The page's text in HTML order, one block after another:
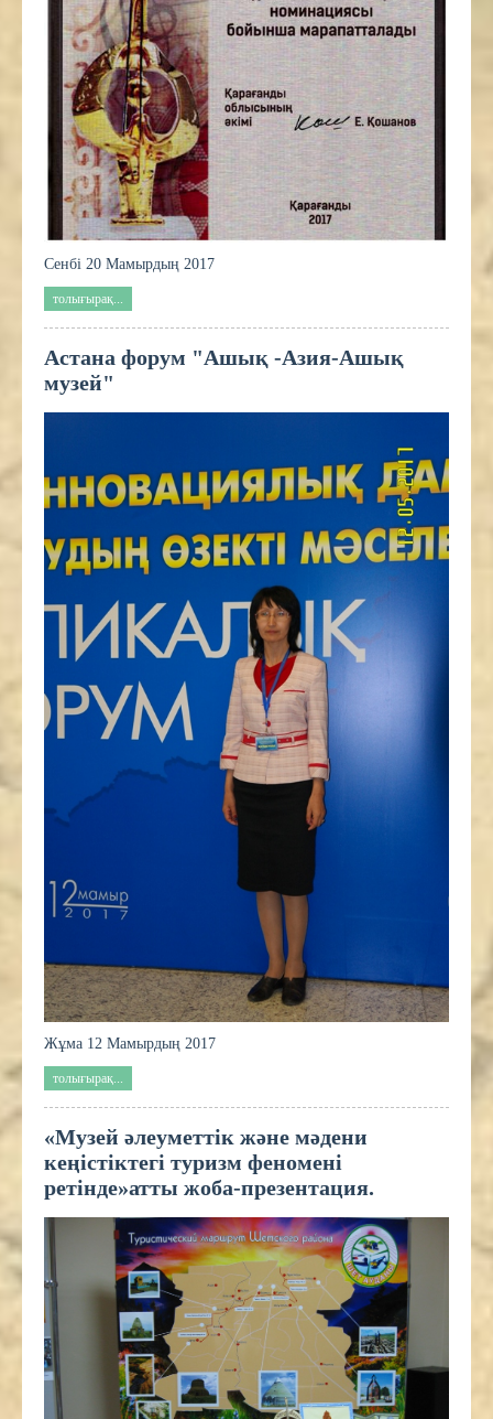
Сенбі 20 Мамырдың 2017
толығырақ...
Астана форум "Ашық -Азия-Ашық
музей"
Жұма 12 Мамырдың 2017
толығырақ...
«Музей әлеуметтік және мәдени
кеңістіктегі туризм феномені
ретінде»атты жоба-презентация.